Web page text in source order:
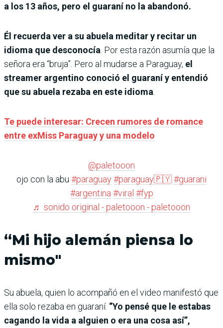
a los 13 años, pero el guaraní no la abandonó.
Él recuerda ver a su abuela meditar y recitar un
idioma que desconocía . Por esta razón asumía que la
señora era “bruja”. Pero al mudarse a Paraguay, el
streamer argentino conoció el guaraní y entendió
que su abuela rezaba en este idioma
Te puede interesar: Crecen rumores de romance
entre exMiss Paraguay y una modelo
@paletooon
ojo con la abu #paraguay#paraguay🇵🇾#guarani
#argentina #viral #fyp
♬ sonido original - paletooon - paletooon
“Mi hijo alemán piensa lo
mismo"
Su abuela, quien lo acompañó en el video manifestó que
ella solo rezaba en guaraní. “Yo pensé que le estabas
cagando la vida a alguien o era una cosa así”,